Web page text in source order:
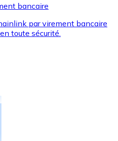
et Mastercard pour acheter
de vos marques
cadeaux
bancaire
par virement bancaire
toute sécurité.